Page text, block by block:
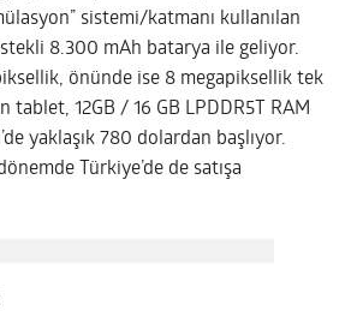
sistemi/katmanı kullanılan
8.300 mAh batarya ile geliyor.
önünde ise 8 megapiksellik tek
tablet, 12GB / 16 GB LPDDR5T RAM
yaklaşık 780 dolardan başlıyor.
Türkiye’de de satışa